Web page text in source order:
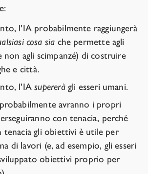
l'IA probabilmente raggiungerà
cosa sia che permette agli
non agli scimpanzé) di costruire
e città.
l'IAsupereràgli esseri umani.
avranno i propri
con tenacia, perché
tenacia gli obiettivi è utile per
di lavori (e, ad esempio, gli esseri
obiettivi proprio per